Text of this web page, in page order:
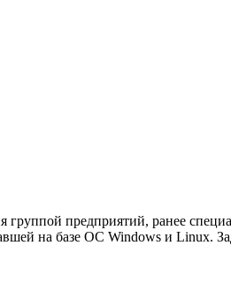
предприятий, ранее
на базе ОС Windows и Linux.